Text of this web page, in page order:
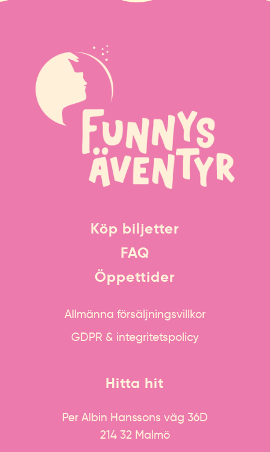
Köp biljetter
FAQ
Öppettider
Allmänna försäljningsvillkor
GDPR & integritetspolicy
Hitta hit
Per Albin Hanssons väg 36D
214 32 Malmö